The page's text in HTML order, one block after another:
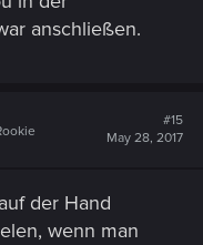
anschließen.
#15
May 28, 2017
der Hand
wenn man